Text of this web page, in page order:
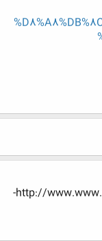
http://www.www.www.iran-eng.ir/showthread.php/280969-